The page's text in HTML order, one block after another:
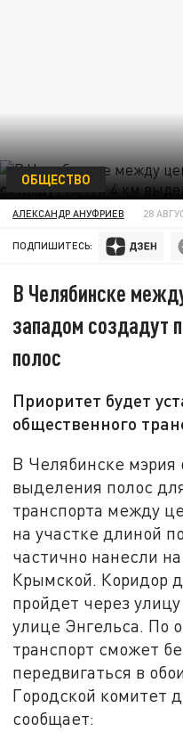
ОБЩЕСТВО
АЛЕКСАНДР АНУФРИЕВ 28
ПОДПИШИТЕСЬ:
В Челябинске
западом создадут
полос
Приоритет будет
общественного
В Челябинске мэрия
выделения полос
транспорта между
на участке длиной
частично нанесли
Крымской. Коридор
пройдет через
улице Энгельса. По
транспорт сможет
передвигаться в
Городской комитет
сообщает: